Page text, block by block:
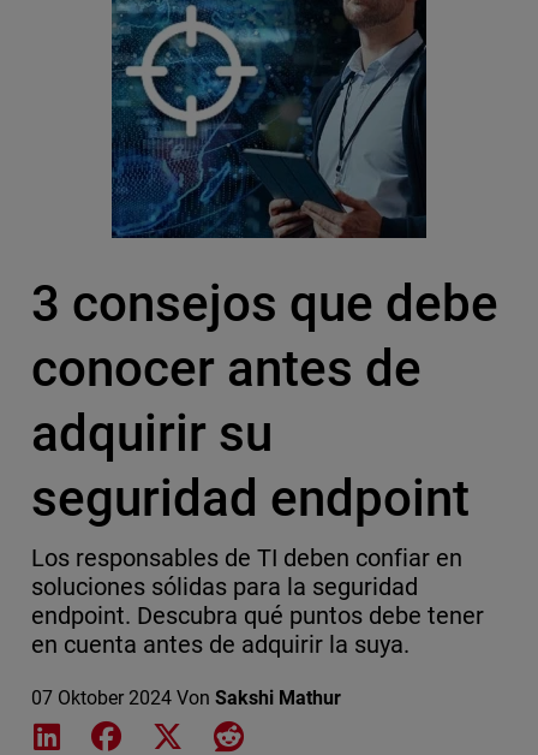
3 consejos que debe
conocer antes de
adquirir su
seguridad endpoint
Los responsables de TI deben confiar en
soluciones sólidas para la seguridad
endpoint. Descubra qué puntos debe tener
en cuenta antes de adquirir la suya.
07 Oktober 2024 Von Sakshi Mathur
Share on LinkedIn
Share on Facebook
Share on XShare on Reddit